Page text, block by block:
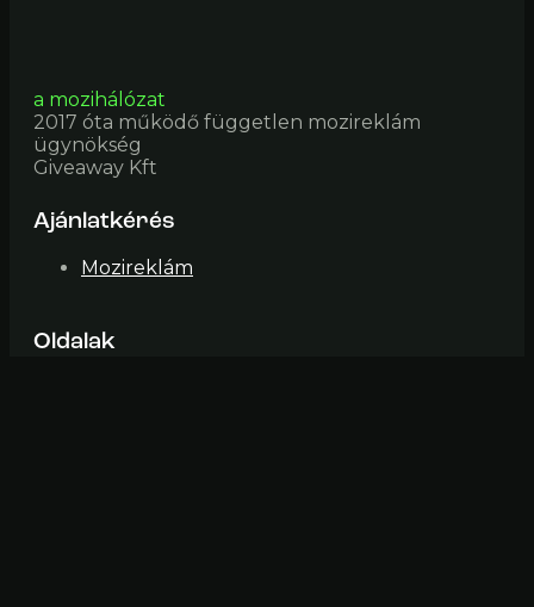
a mozihálózat
2017 óta működő független mozireklám
ügynökség
Giveaway Kft
Ajánlatkérés
Mozireklám
Oldalak